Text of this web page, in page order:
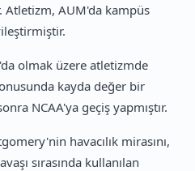
AUM'da kampüs
olmak üzere atletizmde
kayda değer bir
NCAA'ya geçiş yapmıştır.
havacılık mirasını,
sırasında kullanılan